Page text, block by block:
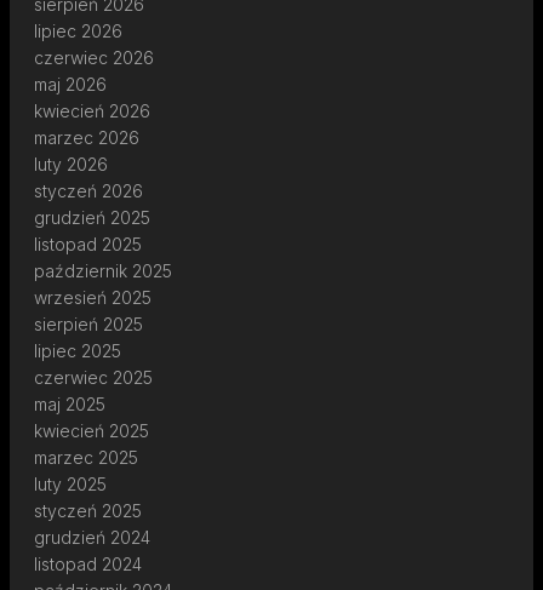
sierpień 2026
lipiec 2026
czerwiec 2026
maj 2026
kwiecień 2026
marzec 2026
luty 2026
styczeń 2026
grudzień 2025
listopad 2025
październik 2025
wrzesień 2025
sierpień 2025
lipiec 2025
czerwiec 2025
maj 2025
kwiecień 2025
marzec 2025
luty 2025
styczeń 2025
grudzień 2024
listopad 2024